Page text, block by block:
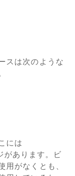
スは次のような
には
があります。ビ
用がなくとも、